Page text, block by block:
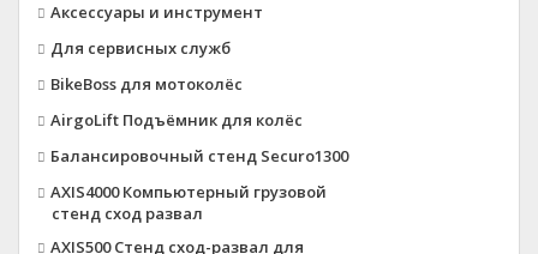
Аксессуары и инструмент
Для сервисных служб
BikeBoss для мотоколёс
AirgoLift Подъёмник для колёс
Балансировочный стенд Securo1300
AXIS4000 Компьютерный грузовой
стенд сход развал
AXIS500 Стенд сход-развал для